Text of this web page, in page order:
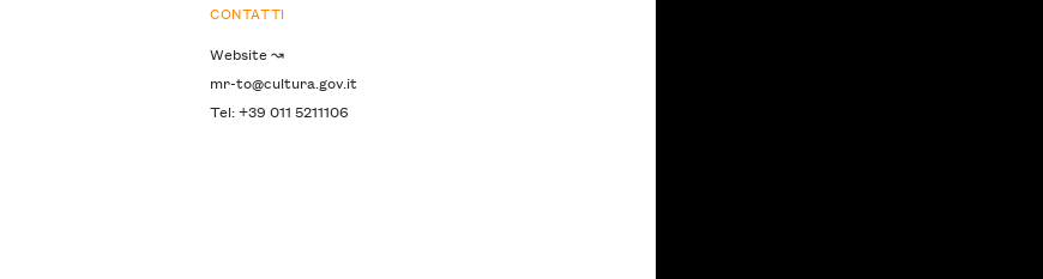
CONTATTI
Website ↝
mr-to@cultura.gov.it
Tel: +39 011 5211106